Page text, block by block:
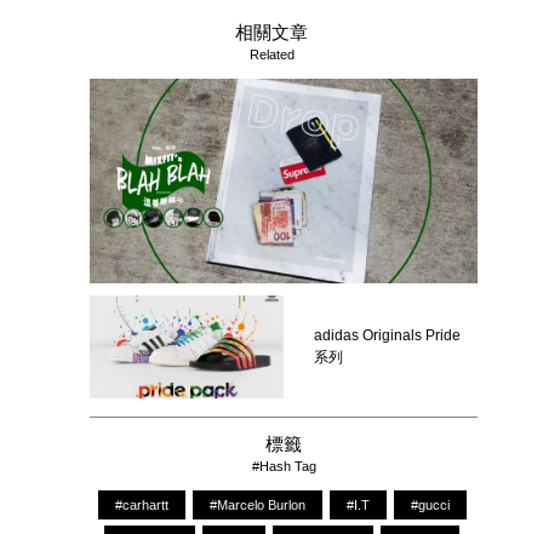
相關文章
Related
adidas Originals Pride
系列
標籤
#Hash Tag
#carhartt #Marcelo Burlon #I.T #gucci